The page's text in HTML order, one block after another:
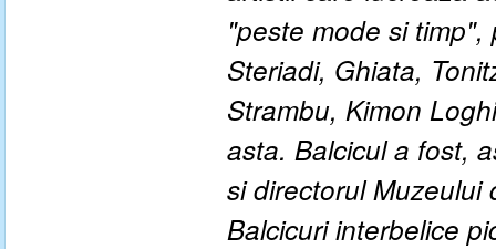
"peste mode si
Steriadi, Ghiata,
Strambu, Kimon
asta. Balcicul a fost,
si directorul
Balcicuri interbelice